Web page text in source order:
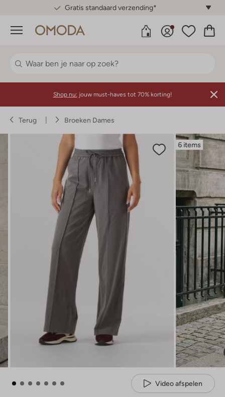
Gratis standaard verzending*
Menu
Shop nu: jouw must-haves tot 70% korting!
Terug Broeken Dames
6 items
Video afspelen